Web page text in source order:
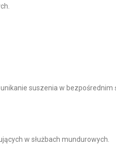
suszenia w bezpośrednim
w służbach mundurowych.